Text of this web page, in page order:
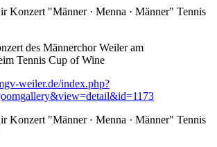
Konzert "Männer · Menna · Männer" Tennis
des Männerchor Weiler am
Tennis Cup of Wine
weiler.de/index.php?
Konzert "Männer · Menna · Männer" Tennis